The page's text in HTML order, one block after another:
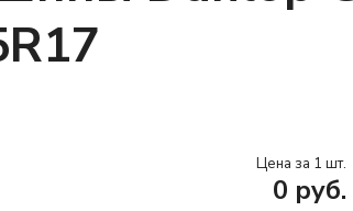
Цена за 1 шт.
0 руб.